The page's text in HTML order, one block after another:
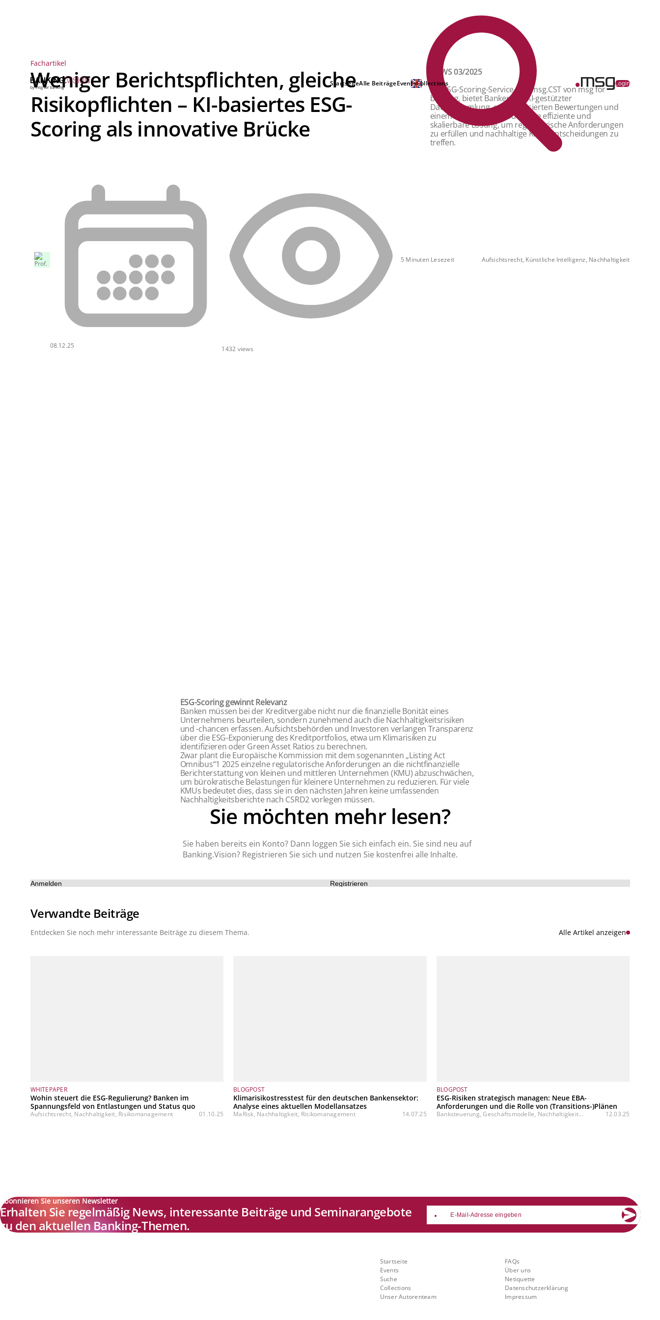
StartseiteAlle BeiträgeEventsCollections Login
Fachartikel
Weniger Berichtspflichten, gleiche
Risikopflichten – KI-basiertes ESG-
Scoring als innovative Brücke
NEWS 03/2025
Ein ESG-Scoring-Service, wie msg.CST von msg for
banking, bietet Banken mit KI-gestützter
Datensammlung, standardisierten Bewertungen und
einem Pay-per-Use-Modell eine effiziente und
skalierbare Lösung, um regulatorische Anforderungen
zu erfüllen und nachhaltige Kreditentscheidungen zu
treffen.
08.12.25 1432 views
5 Minuten Lesezeit Aufsichtsrecht, Künstliche Intelligenz, Nachhaltigkeit
ESG-Scoring gewinnt Relevanz
Banken müssen bei der Kreditvergabe nicht nur die finanzielle Bonität eines
Unternehmens beurteilen, sondern zunehmend auch die Nachhaltigkeitsrisiken
und -chancen erfassen. Aufsichtsbehörden und Investoren verlangen Transparenz
über die ESG-Exponierung des Kreditportfolios, etwa um Klimarisiken zu
identifizieren oder Green Asset Ratios zu berechnen.
Zwar plant die Europäische Kommission mit dem sogenann­ten „Listing Act
Omnibus“1 2025 einzelne regula­torische Anforderungen an die nichtfinanzielle
Bericht­erstattung von kleinen und mittleren Unternehmen (KMU) abzuschwächen,
um bürokratische Belastungen für kleinere Unternehmen zu reduzieren. Für viele
KMUs bedeutet dies, dass sie in den nächsten Jahren keine umfassenden
Nachhaltigkeitsberichte nach CSRD2vorlegen müssen.
Sie möchten mehr lesen?
Sie haben bereits ein Konto? Dann loggen Sie sich einfach ein. Sie sind neu auf
Banking.Vision? Registrieren Sie sich und nutzen Sie kostenfrei alle Inhalte.
Anmelden Registrieren
Verwandte Beiträge
Entdecken Sie noch mehr interessante Beiträge zu diesem Thema. Alle Artikel anzeigen
WHITEPAPER
Wohin steuert die ESG-Regulierung? Banken im
Spannungsfeld von Entlastungen und Status quo
Aufsichtsrecht, Nachhaltigkeit, Risikomanagement 01.10.25
BLOGPOST
Klimarisikostresstest für den deutschen Bankensektor:
Analyse eines aktuellen Modellansatzes
MaRisk, Nachhaltigkeit, Risikomanagement 14.07.25
BLOGPOST
ESG-Risiken strategisch managen: Neue EBA-
Anforderungen und die Rolle von (Transitions-)Plänen
Banksteuerung, Geschäftsmodelle, Nachhaltigkeit... 12.03.25
Abonnieren Sie unseren Newsletter
Erhalten Sie regelmäßig News, interessante Beiträge und Seminarangebote
zu den aktuellen Banking-Themen.
email
Startseite
Events
Suche
Collections
Unser Autorenteam
FAQs
Über uns
Netiquette
Datenschutzerklärung
Impressum